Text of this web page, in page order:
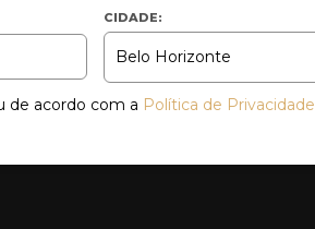
CIDADE:
de acordo com a Política de Privacidade